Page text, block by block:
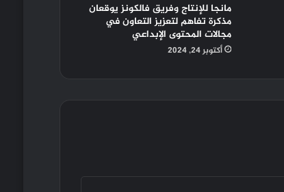
مانجا للإنتاج وفريق فالكونز يوقعان
مذكرة تفاهم لتعزيز التعاون في
مجالات المحتوى الإبداعي
أكتوبر 24, 2024